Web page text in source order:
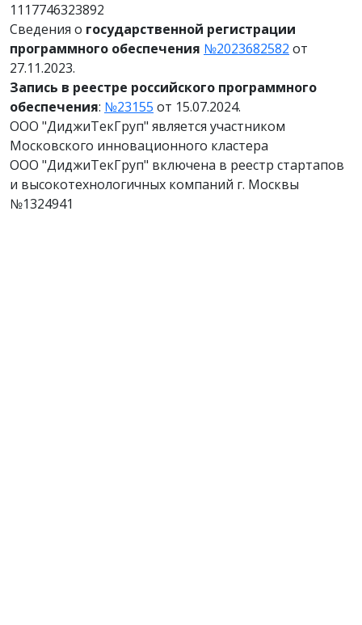
1117746323892
Сведения о государственной регистрации
программного обеспечения №2023682582 от
27.11.2023.
Запись в реестре российского программного
обеспечения: №23155 от 15.07.2024.
ООО "ДиджиТекГруп" является участником
Московского инновационного кластера
ООО "ДиджиТекГруп" включена в реестр стартапов
и высокотехнологичных компаний г. Москвы
№1324941